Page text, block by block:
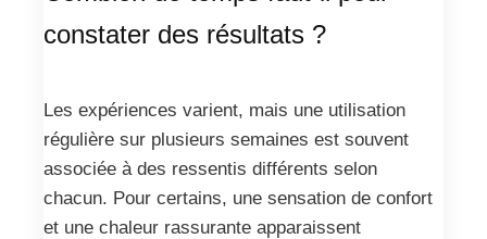
constater des résultats ?
Les expériences varient, mais une utilisation
régulière sur plusieurs semaines est souvent
associée à des ressentis différents selon
chacun. Pour certains, une sensation de confort
et une chaleur rassurante apparaissent